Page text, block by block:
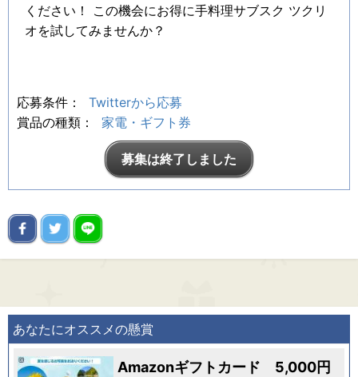
ください！ この機会にお得に手料理サブスク ツクリ
オを試してみませんか？
応募条件：
Twitterから応募
賞品の種類：
家電・ギフト券
募集は終了しました
あなたにオススメの懸賞
Amazonギフトカード 5,000円